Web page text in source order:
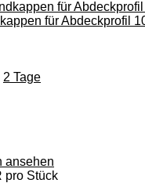
für Abdeckprofil
2 Tage
ansehen
pro Stück